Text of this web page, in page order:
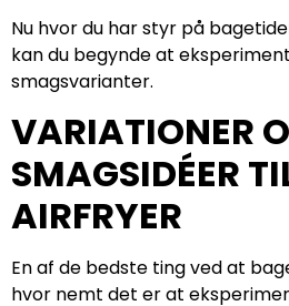
Nu hvor du har styr på
kan du begynde at
smagsvarianter.
VARIATIONER
SMAGSIDÉER
AIRFRYER
En af de bedste ting ved at
hvor nemt det er at